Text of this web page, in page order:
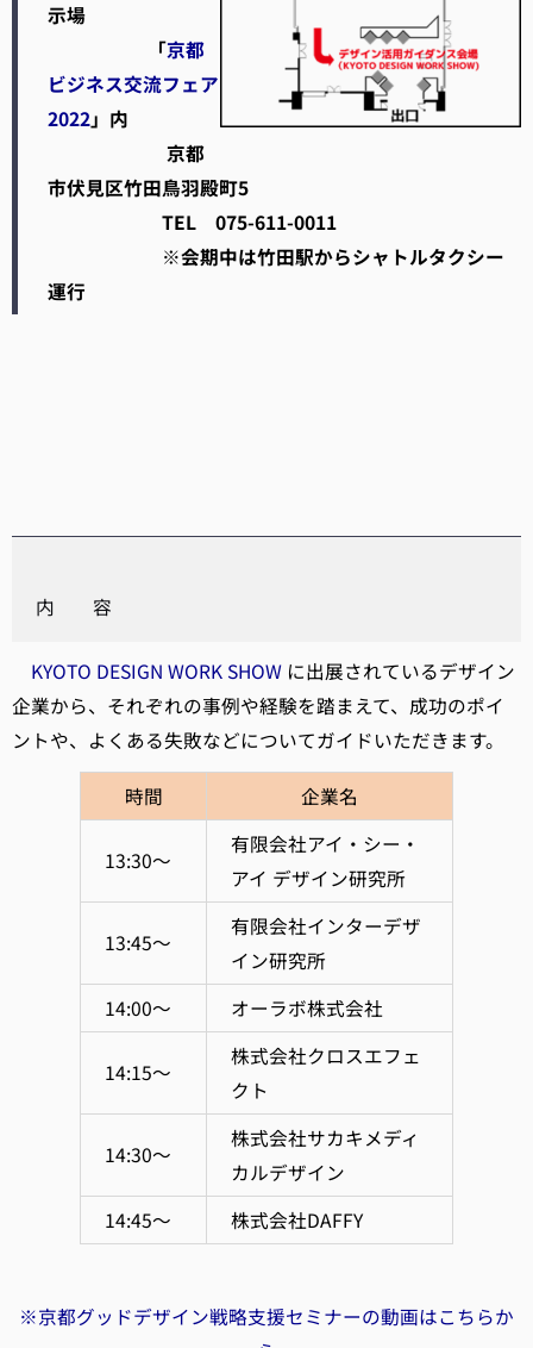
示場
「京都
ビジネス交流フェア
2022」内
京都
市伏見区竹田鳥羽殿町5
TEL 075-611-0011
※会期中は竹田駅からシャトルタクシー
運行
内 容
KYOTO DESIGN WORK SHOW に出展されているデザイン
企業から、それぞれの事例や経験を踏まえて、成功のポイ
ントや、よくある失敗などについてガイドいただきます。
時間 企業名
13:30～
有限会社アイ・シー・
アイ デザイン研究所
13:45～
有限会社インターデザ
イン研究所
14:00～
オーラボ株式会社
14:15～
株式会社クロスエフェ
クト
14:30～
株式会社サカキメディ
カルデザイン
14:45～
株式会社DAFFY
※京都グッドデザイン戦略支援セミナーの動画はこちらか